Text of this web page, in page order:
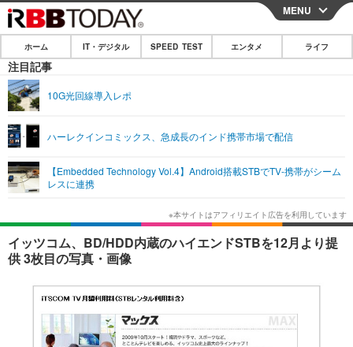
CLOSE
ホーム
IT・デジタル
ショッピング その他
エンタメTOP
韓国・芸能
音楽 スポーツ
ライフ
ライフTOP グルメ
ペット ショッピング
リリース一覧
プッシュ通知の停止方法
MENU
ホーム IT・デジタル SPEED TEST エンタメ ライフ
注目記事
10G光回線導入レポ
ハーレクインコミックス、急成長のインド携帯市場で配信
【Embedded Technology Vol.4】Android搭載STBでTV-携帯がシーム
レスに連携
イッツコム、BD/HDD内蔵のハイエンドSTBを12月より提
供 3枚目の写真・画像